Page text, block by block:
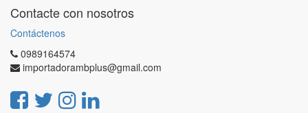
Contacte con nosotros
Contáctenos
0989164574
importadorambplus@gmail.com